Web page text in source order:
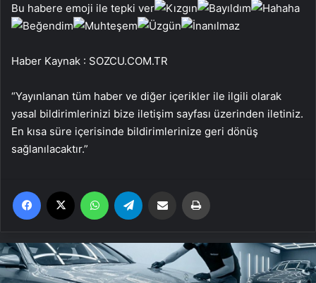
Bu habere emoji ile tepki ver
Haber Kaynak : SOZCU.COM.TR
“Yayınlanan tüm haber ve diğer içerikler ile ilgili olarak
yasal bildirimlerinizi bize iletişim sayfası üzerinden iletiniz.
En kısa süre içerisinde bildirimlerinize geri dönüş
sağlanılacaktır.”
Facebook WhatsApp Email'den paylaş